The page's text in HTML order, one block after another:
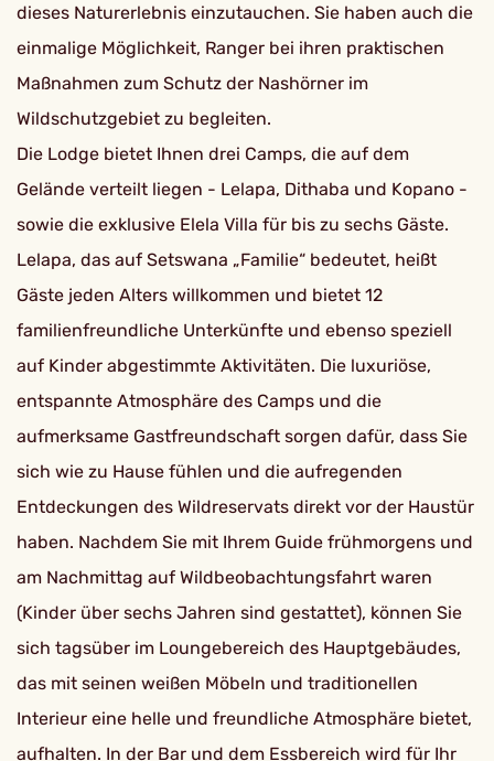
dieses Naturerlebnis einzutauchen. Sie haben auch die
einmalige Möglichkeit, Ranger bei ihren praktischen
Maßnahmen zum Schutz der Nashörner im
Wildschutzgebiet zu begleiten.
Die Lodge bietet Ihnen drei Camps, die auf dem
Gelände verteilt liegen - Lelapa, Dithaba und Kopano -
sowie die exklusive Elela Villa für bis zu sechs Gäste.
Lelapa, das auf Setswana „Familie“ bedeutet, heißt
Gäste jeden Alters willkommen und bietet 12
familienfreundliche Unterkünfte und ebenso speziell
auf Kinder abgestimmte Aktivitäten. Die luxuriöse,
entspannte Atmosphäre des Camps und die
aufmerksame Gastfreundschaft sorgen dafür, dass Sie
sich wie zu Hause fühlen und die aufregenden
Entdeckungen des Wildreservats direkt vor der Haustür
haben. Nachdem Sie mit Ihrem Guide frühmorgens und
am Nachmittag auf Wildbeobachtungsfahrt waren
(Kinder über sechs Jahren sind gestattet), können Sie
sich tagsüber im Loungebereich des Hauptgebäudes,
das mit seinen weißen Möbeln und traditionellen
Interieur eine helle und freundliche Atmosphäre bietet,
aufhalten. In der Bar und dem Essbereich wird für Ihr